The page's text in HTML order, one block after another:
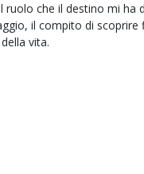
ruolo che il destino mi ha
il compito di
vita.